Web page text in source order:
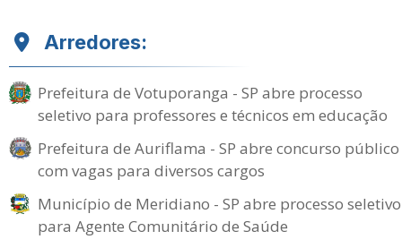
Arredores:
Prefeitura de Votuporanga - SP abre processo
seletivo para professores e técnicos em educação
Prefeitura de Auriflama - SP abre concurso público
com vagas para diversos cargos
Município de Meridiano - SP abre processo seletivo
para Agente Comunitário de Saúde